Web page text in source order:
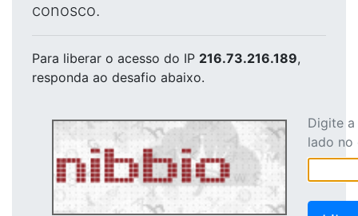
conosco.
Para liberar o acesso do IP 216.73.216.189,
responda ao desafio abaixo.
Digite
lado no